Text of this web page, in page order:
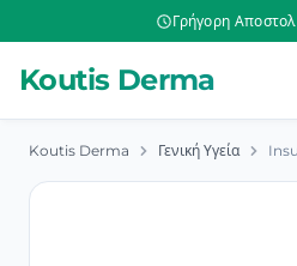
Γρήγορη
Koutis Derma
Koutis Derma Γενική Υγεία